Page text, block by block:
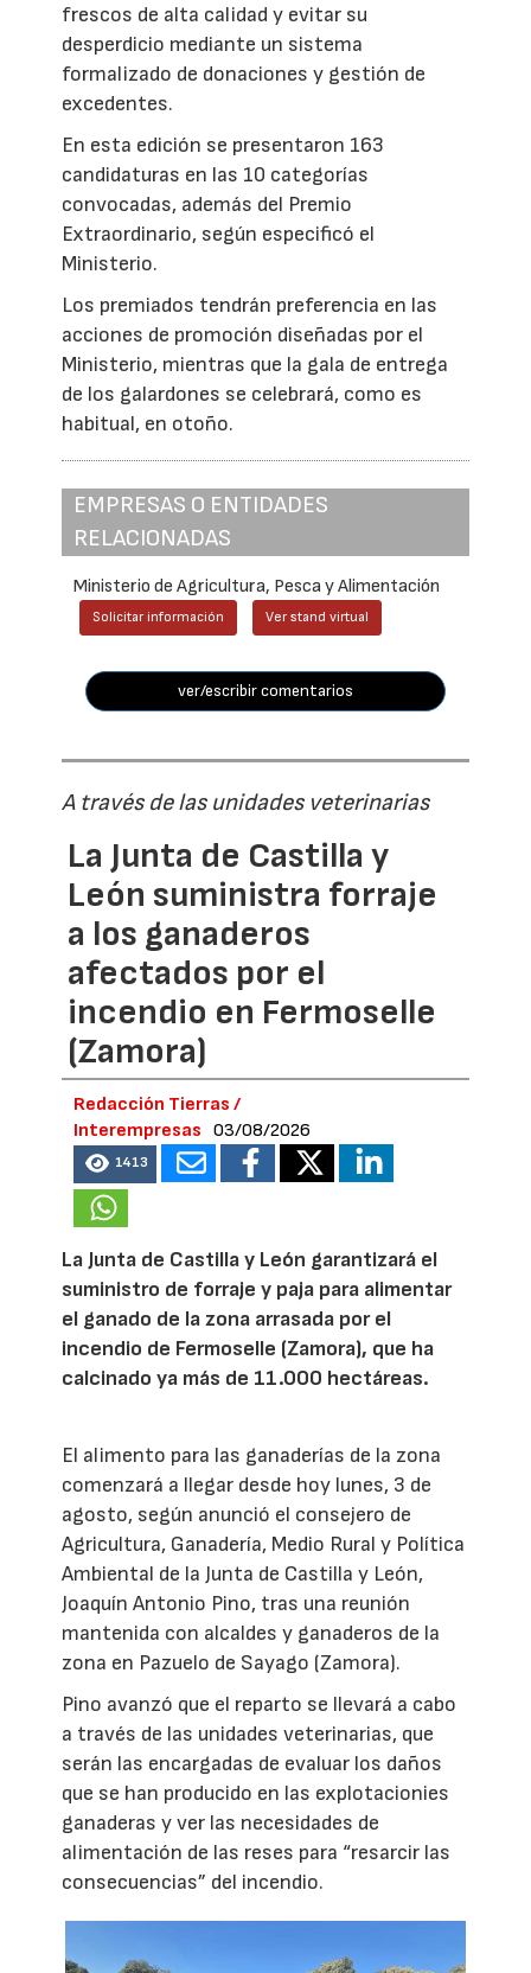
frescos de alta calidad y evitar su
desperdicio mediante un sistema
formalizado de donaciones y gestión de
excedentes.
En esta edición se presentaron 163
candidaturas en las 10 categorías
convocadas, además del Premio
Extraordinario, según especificó el
Ministerio.
Los premiados tendrán preferencia en las
acciones de promoción diseñadas por el
Ministerio, mientras que la gala de entrega
de los galardones se celebrará, como es
habitual, en otoño.
EMPRESAS O ENTIDADES
RELACIONADAS
Ministerio de Agricultura, Pesca y Alimentación
Solicitar información Ver stand virtual
ver/escribir comentarios
A través de las unidades veterinarias
La Junta de Castilla y
León suministra forraje
a los ganaderos
afectados por el
incendio en Fermoselle
(Zamora)
Redacción Tierras /
Interempresas
03/08/2026
1413
La Junta de Castilla y León garantizará el
suministro de forraje y paja para alimentar
el ganado de la zona arrasada por el
incendio de Fermoselle (Zamora), que ha
calcinado ya más de 11.000 hectáreas.
El alimento para las ganaderías de la zona
comenzará a llegar desde hoy lunes, 3 de
agosto, según anunció el consejero de
Agricultura, Ganadería, Medio Rural y Política
Ambiental de la Junta de Castilla y León,
Joaquín Antonio Pino, tras una reunión
mantenida con alcaldes y ganaderos de la
zona en Pazuelo de Sayago (Zamora).
Pino avanzó que el reparto se llevará a cabo
a través de las unidades veterinarias, que
serán las encargadas de evaluar los daños
que se han producido en las explotacionies
ganaderas y ver las necesidades de
alimentación de las reses para “resarcir las
consecuencias” del incendio.